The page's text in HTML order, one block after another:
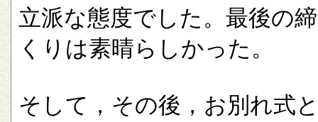
立派な態度でした。最後の
くりは素晴らしかった。
そして，その後，お別れ式